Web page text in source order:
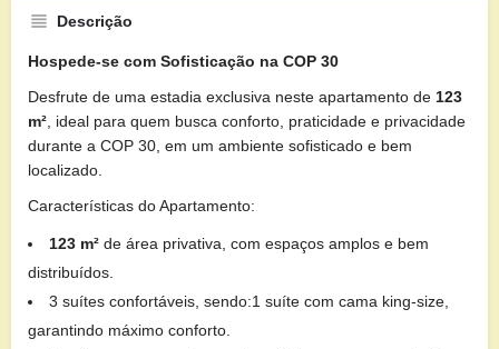
Descrição
Hospede-se com Sofisticação na COP 30
Desfrute de uma estadia exclusiva neste apartamento de 123
m² , ideal para quem busca conforto, praticidade e privacidade
durante a COP 30, em um ambiente sofisticado e bem
localizado.
Características do Apartamento:
123 m² de área privativa, com espaços amplos e bem
distribuídos.
3 suítes confortáveis, sendo:1 suíte com cama king-size,
garantindo máximo conforto.